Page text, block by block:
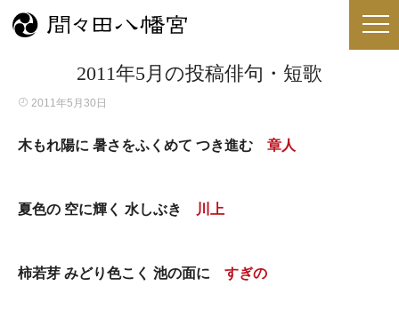
2011年5月の投稿俳句・短歌
2011年5月30日
木もれ陽に 暑さをふくめて つき進む 章人
夏色の 空に輝く 水しぶき 川上
柿若芽 みどり色こく 池の面に すぎの